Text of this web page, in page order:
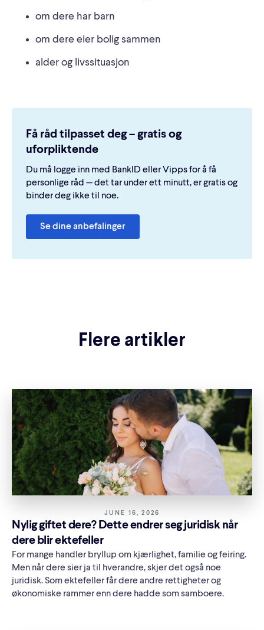
om dere har barn
om dere eier bolig sammen
alder og livssituasjon
Få råd tilpasset deg – gratis og
uforpliktende
Du må logge inn med BankID eller Vipps for å få
personlige råd — det tar under ett minutt, er gratis og
binder deg ikke til noe.
Se dine anbefalinger
Flere artikler
JUNE 16, 2026
Nylig giftet dere? Dette endrer seg juridisk når
dere blir ektefeller
For mange handler bryllup om kjærlighet, familie og feiring.
Men når dere sier ja til hverandre, skjer det også noe
juridisk. Som ektefeller får dere andre rettigheter og
økonomiske rammer enn dere hadde som samboere.